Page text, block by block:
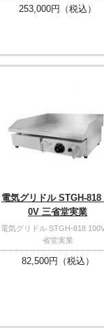
253,000円（税込）
電気グリドル STGH-818
0V 三省堂実業
電気グリドル STGH-818
省堂実業
82,500円（税込）